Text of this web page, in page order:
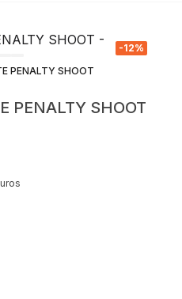
-12%
PENALTY SHOOT
PENALTY SHOOT